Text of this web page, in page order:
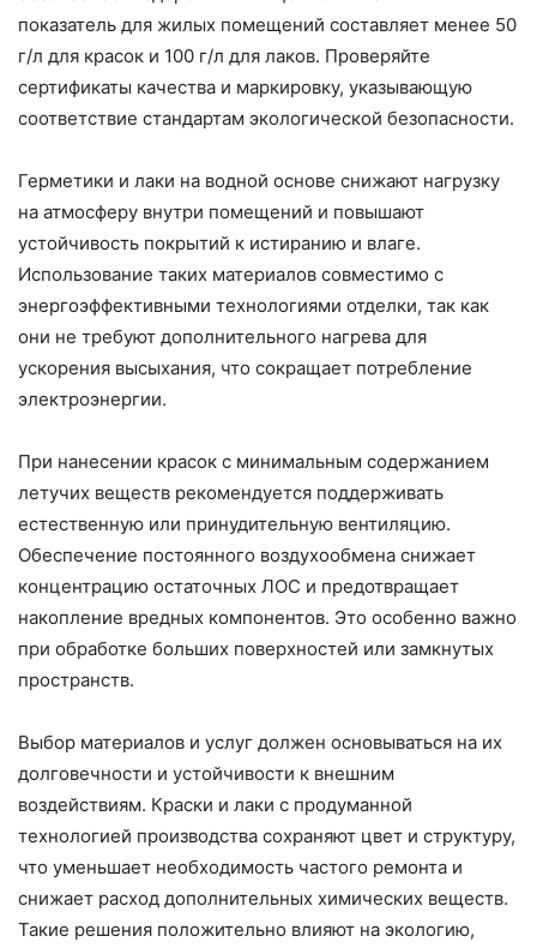
показатель для жилых помещений составляет менее 50
г/л для красок и 100 г/л для лаков. Проверяйте
сертификаты качества и маркировку, указывающую
соответствие стандартам экологической безопасности.
Герметики и лаки на водной основе снижают нагрузку
на атмосферу внутри помещений и повышают
устойчивость покрытий к истиранию и влаге.
Использование таких материалов совместимо с
энергоэффективными технологиями отделки, так как
они не требуют дополнительного нагрева для
ускорения высыхания, что сокращает потребление
электроэнергии.
При нанесении красок с минимальным содержанием
летучих веществ рекомендуется поддерживать
естественную или принудительную вентиляцию.
Обеспечение постоянного воздухообмена снижает
концентрацию остаточных ЛОС и предотвращает
накопление вредных компонентов. Это особенно важно
при обработке больших поверхностей или замкнутых
пространств.
Выбор материалов и услуг должен основываться на их
долговечности и устойчивости к внешним
воздействиям. Краски и лаки с продуманной
технологией производства сохраняют цвет и структуру,
что уменьшает необходимость частого ремонта и
снижает расход дополнительных химических веществ.
Такие решения положительно влияют на экологию,